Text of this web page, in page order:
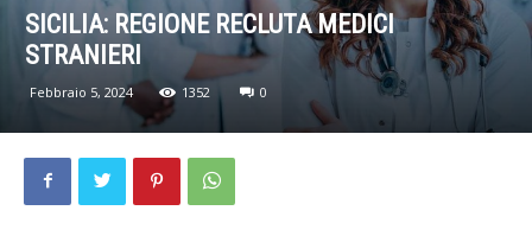
SICILIA: REGIONE RECLUTA MEDICI
STRANIERI
Febbraio 5, 2024 1352 0